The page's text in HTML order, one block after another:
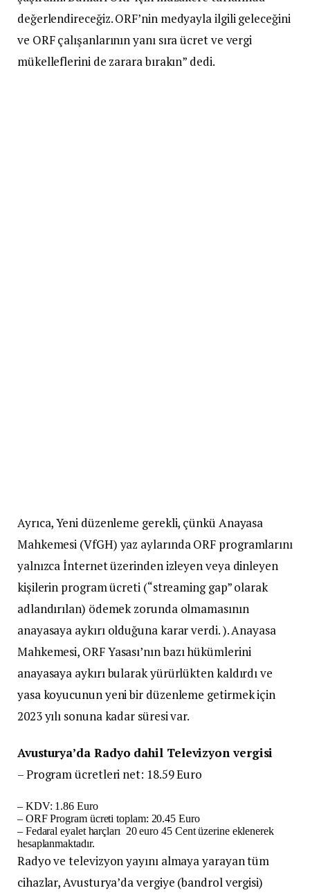
değerlendireceğiz. ORF’nin medyayla ilgili geleceğini
ve ORF çalışanlarının yanı sıra ücret ve vergi
mükelleflerini de zarara bırakın” dedi.
Ayrıca, Yeni düzenleme gerekli, çünkü Anayasa
Mahkemesi (VfGH) yaz aylarında ORF programlarını
yalnızca İnternet üzerinden izleyen veya dinleyen
kişilerin program ücreti (“streaming gap” olarak
adlandırılan) ödemek zorunda olmamasının
anayasaya aykırı olduğuna karar verdi. ). Anayasa
Mahkemesi, ORF Yasası’nın bazı hükümlerini
anayasaya aykırı bularak yürürlükten kaldırdı ve
yasa koyucunun yeni bir düzenleme getirmek için
2023 yılı sonuna kadar süresi var.
Avusturya’da Radyo dahil Televizyon vergisi
– Program ücretleri net: 18.59 Euro
– KDV: 1.86 Euro
– ORF Program ücreti toplam: 20.45 Euro
– Fedaral eyalet harçları 20 euro 45 Cent üzerine eklenerek
hesaplanmaktadır.
Radyo ve televizyon yayını almaya yarayan tüm
cihazlar, Avusturya’da vergiye (bandrol vergisi)